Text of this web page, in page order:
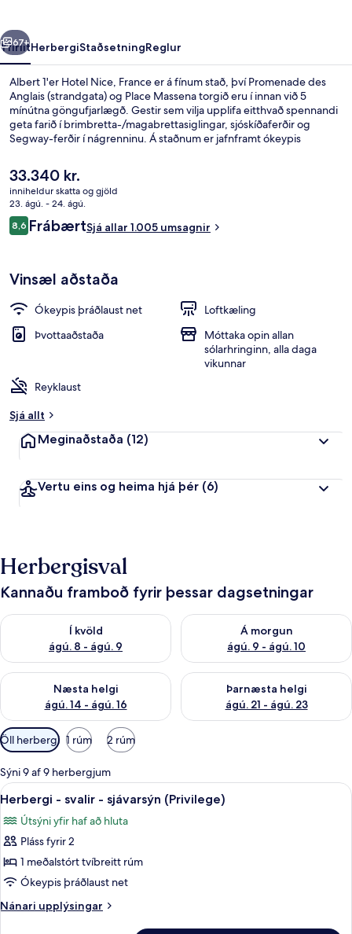
Næsta
67+
YfirlitHerbergiStaðsetningReglur
Albert 1'er Hotel Nice, France er á fínum stað, því Promenade des
Anglais (strandgata) og Place Massena torgið eru í innan við 5
mínútna göngufjarlægð. Gestir sem vilja upplifa eitthvað spennandi
geta farið í brimbretta-/magabrettasiglingar, sjóskíðaferðir og
Segway-ferðir í nágrenninu. Á staðnum er jafnframt ókeypis
verslunarmiðstöðin og Hôtel Negresco eru í innan við 15 mínútna
göngufjarlægð. Hjálpsamt starfsfólk og góð staðsetning eru meðal
helstu kosta gististaðarins að mati ferðamanna sem hafa heimsótt
hann. Það er ekki langt að fara til að komast í almenningssamgöngur:
Opéra - Vieille Ville sporvagnastöðin er í 4 mínútna göngufjarlægð
og Massena Tramway lestarstöðin í 8 mínútna.
Núverandi
verð
er
33.340 kr.
33.340 kr.
inniheldur skatta og gjöld
23. ágú. - 24. ágú.
Umsagnir
8,68,6 af 10
FrábærtSjá allar 1.005 umsagnir
Vinsæl aðstaða
Ókeypis þráðlaust net
Loftkæling
Þvottaaðstaða
Móttaka opin allan
sólarhringinn, alla daga
vikunnar
Reyklaust
Sjá allt
Meginaðstaða (12)
Vertu eins og heima hjá þér (6)
Herbergisval
Kannaðu framboð fyrir þessar dagsetningar
Í kvöld
ágú. 8 - ágú. 9
Athuga framboð í kvöld ágú. 8 - ágú. 9
Á morgun
ágú. 9 - ágú. 10
Athuga framboð á morgun
Næsta helgi
ágú. 14 - ágú. 16
Athuga framboð næstu helgi ágú. 14 - ágú. 16
Þarnæsta helgi
ágú. 21 - ágú. 23
Athuga framboð þarnæstu
Síur
í
boði
fyrir
herbergi
Öll herbergi 1 rúm 2 rúm
Sýni 9 af 9 herbergjum
Skoða
allar
myndir
fyrir
Herbergi
-
svalir
-
Öryggishólf í herbergi, skrifborð,
6
Herbergi - svalir - sjávarsýn (Privilege)
Útsýni yfir haf að hluta
Pláss fyrir 2
1 meðalstórt tvíbreitt rúm
Ókeypis þráðlaust net
Nánari upplýsingar
Nánari